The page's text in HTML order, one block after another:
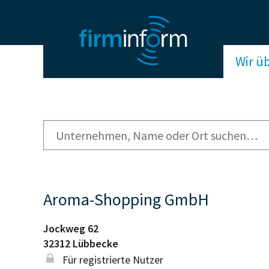
Wir
Aroma-Shopping GmbH
Jockweg 62
32312 Lübbecke
Für registrierte Nutzer